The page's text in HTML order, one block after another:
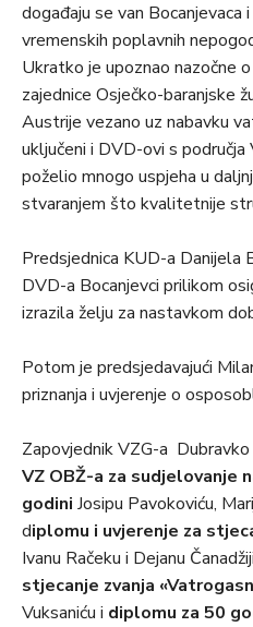
događaju se van Bocanjevaca
vremenskih poplavnih
Ukratko je upoznao nazočne
zajednice Osječko-baranjske
Austrije vezano uz nabavku
uključeni i DVD-ovi s područja
poželio mnogo uspjeha u
stvaranjem što kvalitetnije
Predsjednica KUD-a Danijela
DVD-a Bocanjevci prilikom
izrazila želju za nastavkom
Potom je predsjedavajući
priznanja i uvjerenje o
Zapovjednik VZG-a Dubravko
VZ OBŽ-a za sudjelovanje
godini Josipu Pavokoviću,
diplomu i uvjerenje za
Ivanu Račeku i Dejanu
stjecanje zvanja
Vuksaniću i diplomu za 50